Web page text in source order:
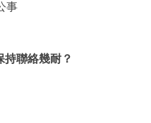
事
持聯絡幾耐？